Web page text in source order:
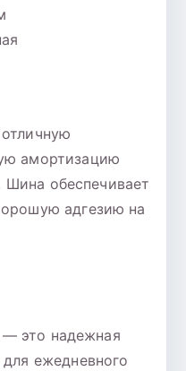
амортизацию
обеспечивает
адгезию на
это надежная
ежедневного